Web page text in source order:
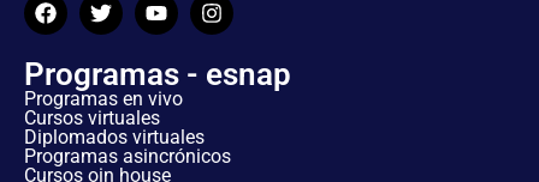
Programas - esnap
Programas en vivo
Cursos virtuales
Diplomados virtuales
Programas asincrónicos
Cursos oin house